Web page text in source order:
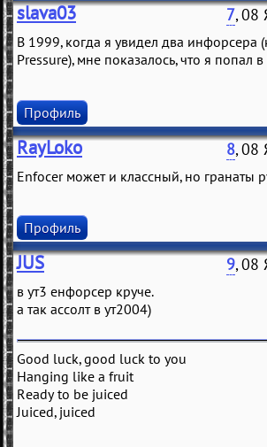
slava03 7, 08
В 1999, когда я увидел два инфорсера
Pressure), мне показалось, что я попал
Профиль
RayLoko 8, 08
Enfocer может и классный, но гранаты
Профиль
JUS 9, 08
в ут3 енфорсер круче.
а так ассолт в ут2004)
Good luck, good luck to you
Hanging like a fruit
Ready to be juiced
Juiced, juiced